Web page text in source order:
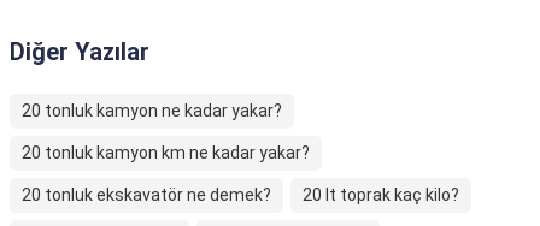
Diğer Yazılar
20 tonluk kamyon ne kadar yakar?
20 tonluk kamyon km ne kadar yakar?
20 tonluk ekskavatör ne demek? 20 lt toprak kaç kilo?